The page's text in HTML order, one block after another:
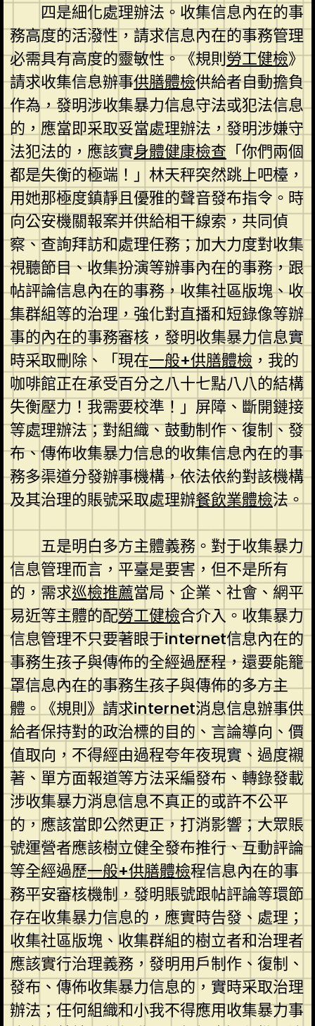
四是細化處理辦法。收集信息內在的事
務高度的活潑性，請求信息內在的事務管理
必需具有高度的靈敏性。《規則勞工健檢》
請求收集信息辦事供膳體檢供給者自動擔負
作為，發明涉收集暴力信息守法或犯法信息
的，應當即采取妥當處理辦法，發明涉嫌守
法犯法的，應該實身體健康檢查 「你們兩個
都是失衡的極端！」林天秤突然跳上吧檯，
用她那極度鎮靜且優雅的聲音發布指令。時
向公安機關報案并供給相干線索，共同偵
察、查詢拜訪和處理任務；加大力度對收集
視聽節目、收集扮演等辦事內在的事務，跟
帖評論信息內在的事務，收集社區版塊、收
集群組等的治理，強化對直播和短錄像等辦
事的內在的事務審核，發明收集暴力信息實
時采取刪除、「現在一般+供膳體檢 ，我的
咖啡館正在承受百分之八十七點八八的結構
失衡壓力！我需要校準！」屏障、斷開鏈接
等處理辦法；對組織、鼓動制作、復制、發
布、傳佈收集暴力信息的收集信息內在的事
務多渠道分發辦事機構，依法依約對該機構
及其治理的賬號采取處理辦餐飲業體檢法。
五是明白多方主體義務。對于收集暴力
信息管理而言，平臺是要害，但不是所有
的，需求巡檢推薦當局、企業、社會、網平
易近等主體的配勞工健檢合介入。收集暴力
信息管理不只要著眼于internet信息內在的
事務生孩子與傳佈的全經過歷程，還要能籠
罩信息內在的事務生孩子與傳佈的多方主
體。《規則》請求internet消息信息辦事供
給者保持對的政治標的目的、言論導向、價
值取向，不得經由過程夸年夜現實、過度襯
著、單方面報道等方法采編發布、轉錄發載
涉收集暴力消息信息不真正的或許不公平
的，應該當即公然更正，打消影響；大眾賬
號運營者應該樹立健全發布推行、互動評論
等全經過歷一般+供膳體檢程信息內在的事
務平安審核機制，發明賬號跟帖評論等環節
存在收集暴力信息的，應實時告發、處理；
收集社區版塊、收集群組的樹立者和治理者
應該實行治理義務，發明用戶制作、復制、
發布、傳佈收集暴力信息的，實時采取治理
辦法；任何組織和小我不得應用收集暴力事